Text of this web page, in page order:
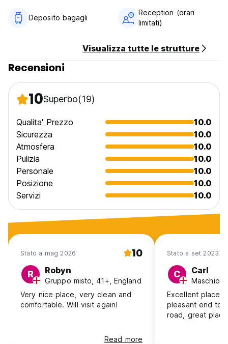
Orari della reception: dalle 9.00 alle 23.00 (Auto-translated
from original language)
Deposito bagagli
Reception (orari
limitati)
Visualizza tutte le strutture
Recensioni
10Superbo(19)
Qualita' Prezzo
10.0
Sicurezza
10.0
Atmosfera
10.0
Pulizia
10.0
Personale
10.0
Posizione
10.0
Servizi
10.0
Stato a mag 2026 10
R Robyn
Gruppo misto, 41+, England
Very nice place, very clean and
comfortable. Will visit again!
Read more
Stato a set 2023
C Carl
Maschio,
Excellent place.
pleasant end to
road, great